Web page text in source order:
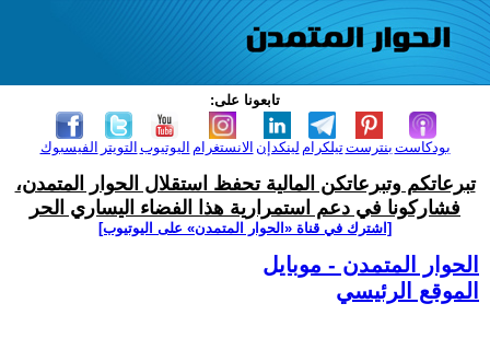
تابعونا على:
الفيسبوك التويتر اليوتيوب الانستغرام لينكدإن تيلكرامبنترست بودكاست
تبرعاتكم وتبرعاتكن المالية تحفظ استقلال الحوار المتمدن،
فشاركونا في دعم استمرارية هذا الفضاء اليساري الحر
[اشترك في قناة ‫«الحوار المتمدن» على اليوتيوب]
الحوار المتمدن - موبايل
الموقع الرئيسي